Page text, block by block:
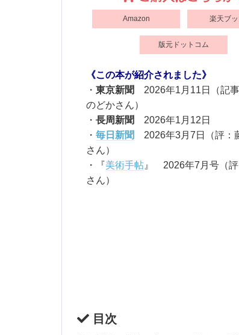
Amazon 楽天ブ
版元ドットコム
《この本が紹介されました》
・ 東京新聞
2026年1月11日（記
のどかさん）
・ 長周新聞
2026年1月12日
・ 毎日新聞
2026年3月7日（評：
さん）
・『美術手帖 』
2026年7月号（
さん）
目次